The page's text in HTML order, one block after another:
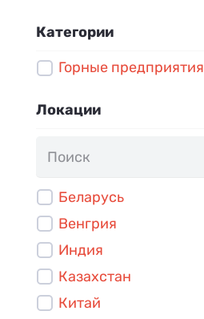
Категории
Горные предприятия
Локации
Беларусь
Венгрия
Индия
Казахстан
Китай